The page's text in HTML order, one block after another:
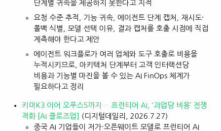
단계별 귀속을 제공하지 못한다고 지적
요청 수준 추적, 기능 귀속, 에이전트 단계 캡처, 재시도·
폴백 식별, 모델 선택 이유, 결과 캡처를 호출 시점에 직접
계측해야 한다고 제안
에이전트 워크플로가 여러 업체와 도구 호출로 비용을
누적시키므로, 아키텍처 단계부터 고객 인터랙션당
비용과 기능별 마진을 볼 수 있는 AI FinOps 체계가
필요하다고 정리
키미K3 이어 오푸스5까지… 프런티어 AI, ‘과업당 비용’ 전쟁
격화 [AI 클로즈업]
(디지털데일리, 2026.7.27)
중국 AI 기업들이 저가·오픈웨이트 모델로 프런티어 AI